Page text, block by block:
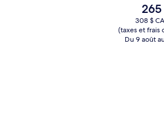
Extérieur
Le
prix
actuel
est
265
308 $
(taxes et frais
Du 9 août